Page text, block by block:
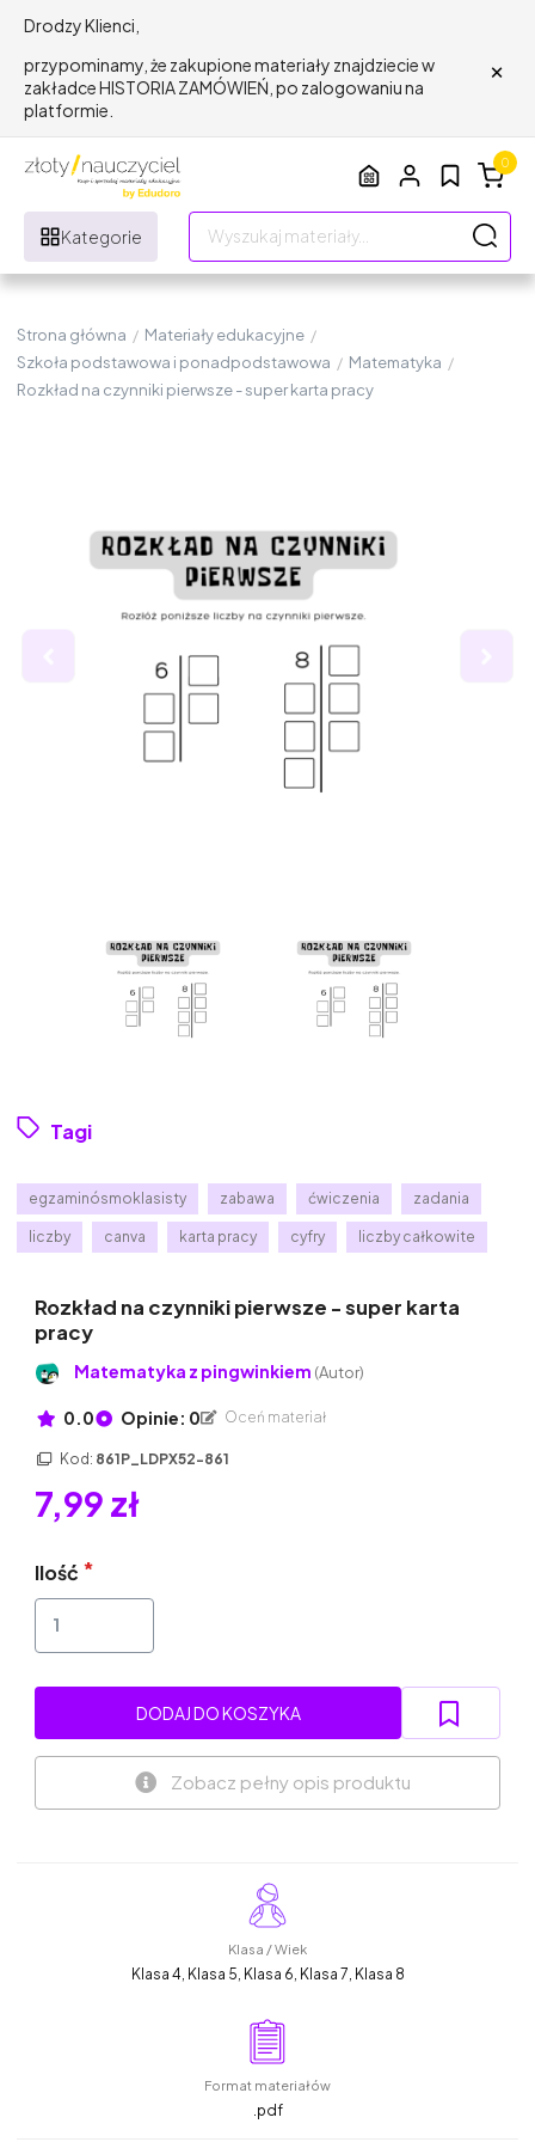
Drodzy Klienci,
przypominamy, że zakupione materiały znajdziecie w
zakładce HISTORIA ZAMÓWIEŃ, po zalogowaniu na
platformie.
×
Kategorie
0
Strona główna / Materiały edukacyjne /
Szkoła podstawowa i ponadpodstawowa / Matematyka /
Rozkład na czynniki pierwsze - super karta pracy
Tagi
egzaminósmoklasisty zabawa ćwiczenia zadania
liczby canva karta pracy cyfry liczby całkowite
Rozkład na czynniki pierwsze - super karta
pracy
Matematyka z pingwinkiem (Autor)
0.0 Opinie: 0 Oceń materiał
Kod: 861P_LDPX52-861
7,99 zł
Ilość
DODAJ DO KOSZYKA
Zobacz pełny opis produktu
Klasa / Wiek
Klasa 4, Klasa 5, Klasa 6, Klasa 7, Klasa 8
Format materiałów
.pdf